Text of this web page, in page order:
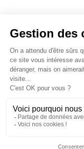
Raison
SIREN: